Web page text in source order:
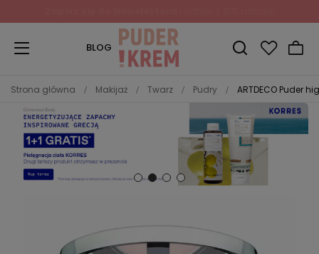
BLOG
Strona główna Makijaż Twarz Pudry ARTDECO Puder